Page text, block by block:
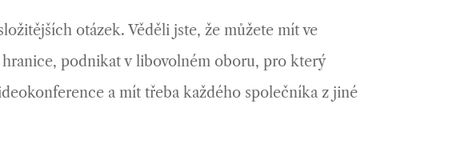
otázek. Věděli jste, že můžete mít ve
podnikat v libovolném oboru, pro který
a mít třeba každého společníka z jiné